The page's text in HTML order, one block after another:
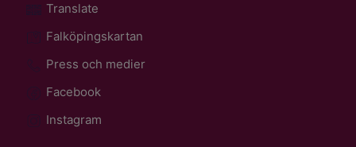
Translate
Falköpingskartan
Press och medier
Facebook
Instagram